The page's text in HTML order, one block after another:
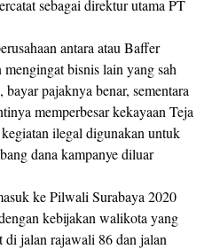
sebagai direktur utama PT
antara atau Baffer
bisnis lain yang sah
pajaknya benar, sementara
memperbesar kekayaan Teja
ilegal digunakan untuk
dana kampanye diluar
ke Pilwali Surabaya 2020
kebijakan walikota yang
di jalan rajawali 86 dan jalan